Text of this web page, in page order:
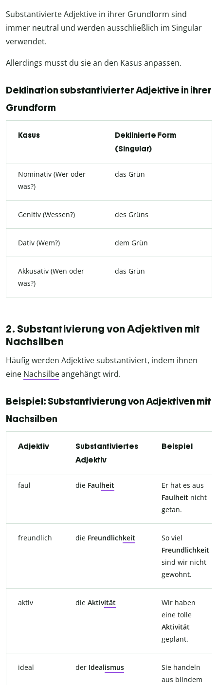
Substantivierte Adjektive in ihrer Grundform sind
immer neutral und werden ausschließlich im Singular
verwendet.
Allerdings musst du sie an den Kasus anpassen.
Deklination substantivierter Adjektive in ihrer
Grundform
Kasus
Deklinierte Form
(Singular)
Nominativ (Wer oder
was?)
das Grün
Genitiv (Wessen?) des Grüns
Dativ (Wem?) dem Grün
Akkusativ (Wen oder
was?)
das Grün
2. Substantivierung von Adjektiven mit
Nachsilben
Häufig werden Adjektive substantiviert, indem ihnen
eine Nachsilbeangehängt wird.
Beispiel: Substantivierung von Adjektiven mit
Nachsilben
Adjektiv
Substantiviertes
Adjektiv
Beispiel
faul die Faulheit
Er hat es aus
Faulheit nicht
getan.
freundlich die Freundlichkeit
So viel
Freundlichkeit
sind wir nicht
gewohnt.
aktiv die Aktivität
Wir haben
eine tolle
Aktivität
geplant.
ideal der Idealismus
Sie handeln
aus blindem